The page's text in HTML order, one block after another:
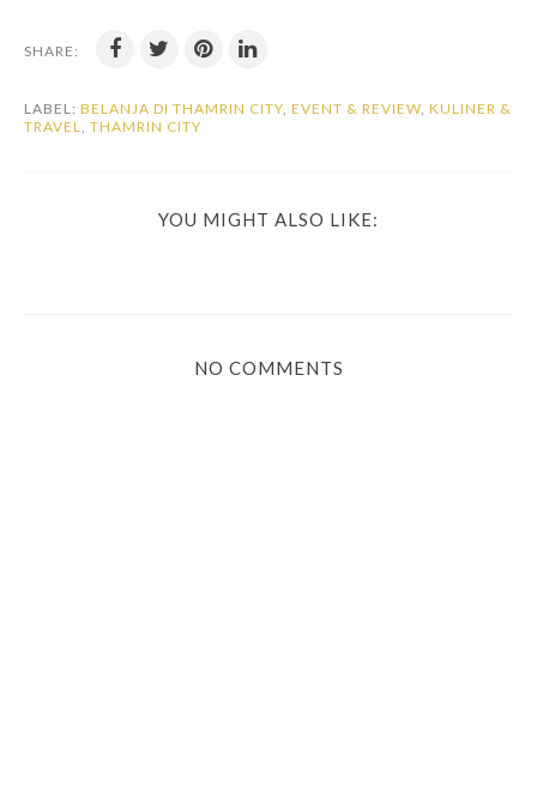
SHARE:
LABEL: BELANJA DI THAMRIN CITY, EVENT & REVIEW, KULINER &
TRAVEL, THAMRIN CITY
YOU MIGHT ALSO LIKE:
NO COMMENTS